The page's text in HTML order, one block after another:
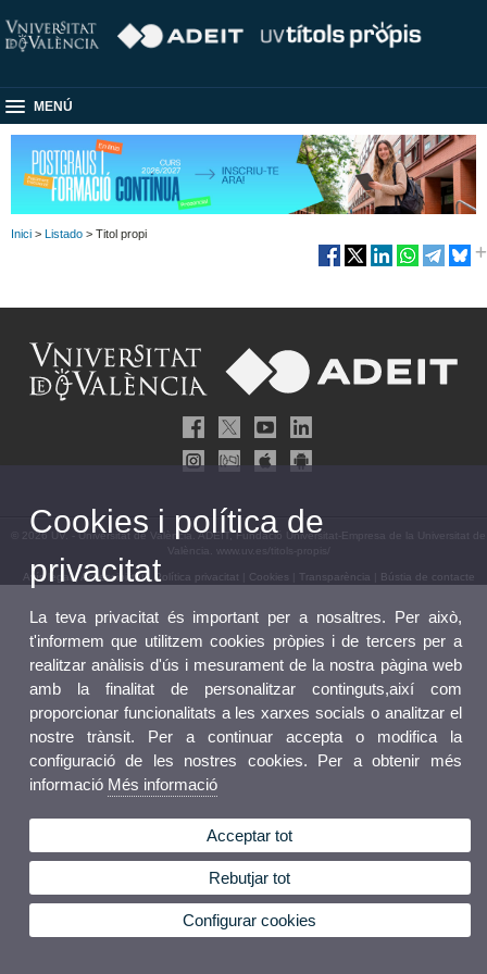
MENÚ
Inici > Listado > Titol propi
© 2026 UV. - Universitat de València. ADEIT, Fundació Universitat-Empresa de la Universitat de
València. www.uv.es/titols-propis/
Avís legal|Accessibilitat| Política privacitat Cookies Transparència Bústia de contacte
Cookies i política de
privacitat
La teva privacitat és important per a nosaltres. Per això,
t'informem que utilitzem cookies pròpies i de tercers per a
realitzar anàlisis d'ús i mesurament de la nostra pàgina web
amb la finalitat de personalitzar continguts,així com
proporcionar funcionalitats a les xarxes socials o analitzar el
nostre trànsit. Per a continuar accepta o modifica la
configuració de les nostres cookies. Per a obtenir més
informació Més informació
Acceptar tot
Rebutjar tot
Configurar cookies